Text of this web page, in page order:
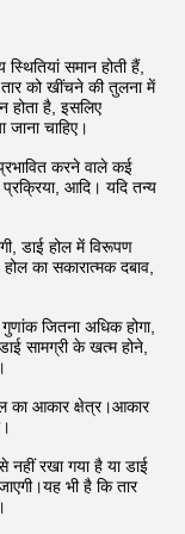
समान होती हैं,
को खींचने की तुलना में
होता है, इसलिए
चाहिए।
करने वाले कई
आदि। यदि तन्य
डाई होल में विरूपण
का सकारात्मक दबाव,
जितना अधिक होगा,
सामग्री के खत्म होने,
का आकार क्षेत्र।आकार
नहीं रखा गया है या डाई
भी है कि तार